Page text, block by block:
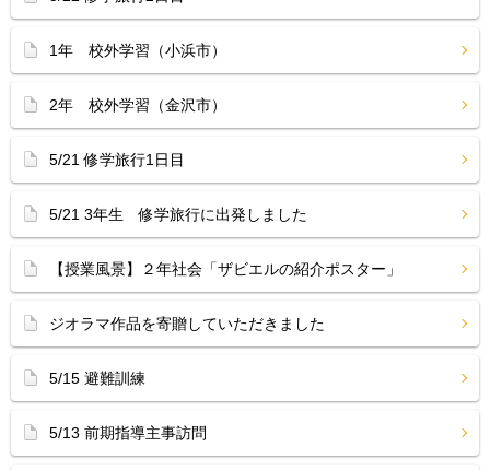
1年 校外学習（小浜市）
2年 校外学習（金沢市）
5/21 修学旅行1日目
5/21 3年生 修学旅行に出発しました
【授業風景】２年社会「ザビエルの紹介ポスター」
ジオラマ作品を寄贈していただきました
5/15 避難訓練
5/13 前期指導主事訪問